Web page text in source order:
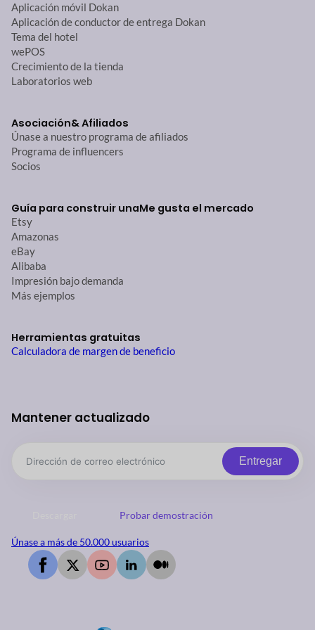
Aplicación móvil Dokan
Aplicación de conductor de entrega Dokan
Tema del hotel
wePOS
Crecimiento de la tienda
Laboratorios web
Asociación& Afiliados
Únase a nuestro programa de afiliados
Programa de influencers
Socios
Guía para construir unaMe gusta el mercado
Etsy
Amazonas
eBay
Alibaba
Impresión bajo demanda
Más ejemplos
Herramientas gratuitas
Calculadora de margen de beneficio
Mantener actualizado
Entregar
Probar demostración
Únase a más de 50.000 usuarios